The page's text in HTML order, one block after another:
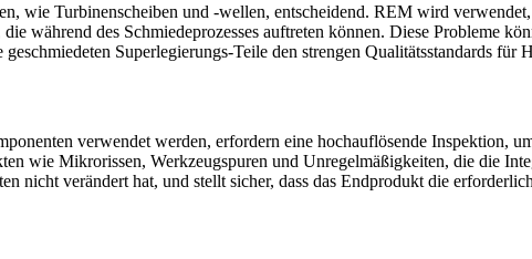
, wie Turbinenscheiben und -wellen, entscheidend. REM wird
während des Schmiedeprozesses auftreten können. Diese Probleme
Superlegierungs-Teile den strengen Qualitätsstandards für
verwendet werden, erfordern eine hochauflösende Inspektion,
wie Mikrorissen, Werkzeugspuren und Unregelmäßigkeiten, die die
nicht verändert hat, und stellt sicher, dass das Endprodukt die